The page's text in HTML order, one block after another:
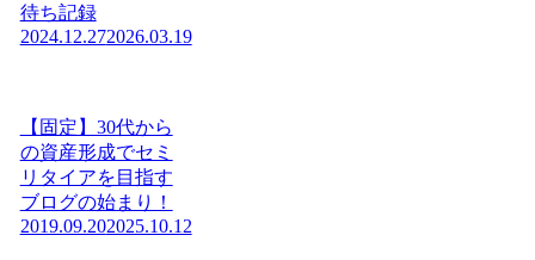
待ち記録
2024.12.272026.03.19
【固定】30代から
の資産形成でセミ
リタイアを目指す
ブログの始まり！
2019.09.202025.10.12